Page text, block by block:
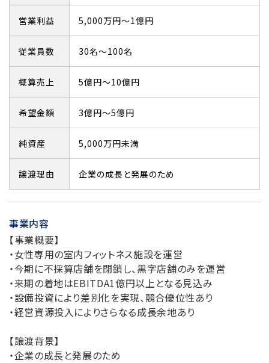
営業利益 5,000万円～1億円
従業員数 30名～100名
概算売上 5億円～10億円
希望金額 3億円～5億円
純資産 5,000万円未満
譲渡理由 企業の成長と発展のため
事業内容
【事業概要】
・女性専用の室内フィットネス施設を運営
・今期に不採算店舗を閉鎖し、黒字店舗のみを運営
・来期の着地はEBITDA1億円以上となる見込み
・設備投資により差別化を実現、競合優位性あり
・経営資源投入によりさらなる成長余地あり
【譲渡背景】
・企業の成長と発展のため